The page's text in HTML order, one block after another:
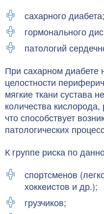
сахарного диабета;
гормонального
патологий
При сахарном диабете
целостности
мягкие ткани сустава
количества кислорода,
что способствует
патологических
К группе риска по
спортсменов
хоккеистов и др.);
грузчиков;